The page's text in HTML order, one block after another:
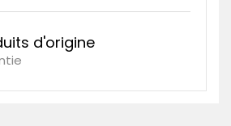
d'origine